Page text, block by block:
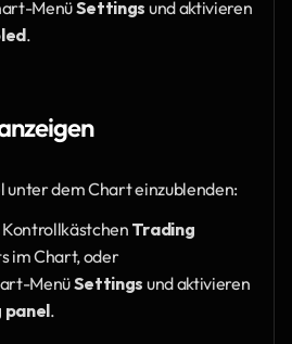
Menü Settings und aktivieren
.
unter dem Chart einzublenden:
Trading
im Chart, oder
Menü Settings und aktivieren
panel.